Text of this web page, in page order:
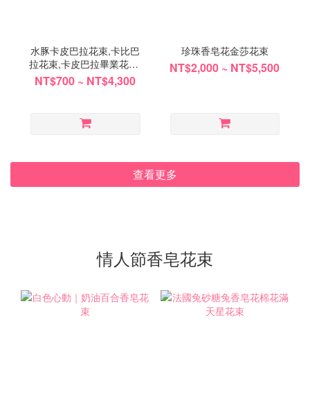
水豚卡皮巴拉花束,卡比巴
拉花束,卡皮巴拉畢業花束,
屬豬畢業花束
NT$700 ~ NT$4,300
珍珠香皂花金莎花束
NT$2,000 ~ NT$5,500
查看更多
情人節香皂花束